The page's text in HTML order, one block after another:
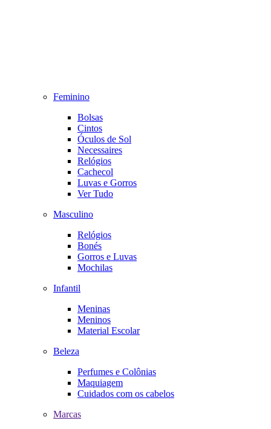
Feminino
Bolsas
Cintos
Óculos de Sol
Necessaires
Relógios
Cachecol
Luvas e Gorros
Ver Tudo
Masculino
Relógios
Bonés
Gorros e Luvas
Mochilas
Infantil
Meninas
Meninos
Material Escolar
Beleza
Perfumes e Colônias
Maquiagem
Cuidados com os cabelos
Marcas